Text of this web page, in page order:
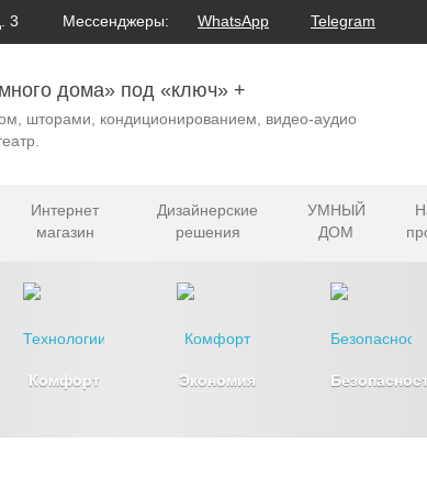
3 Мессенджеры: WhatsApp Telegram
дома» под «ключ» +
шторами, кондиционированием, видео-аудио
Интернет
магазин
Дизайнерские
решения
УМНЫЙ
ДОМ
Комфорт Экономия